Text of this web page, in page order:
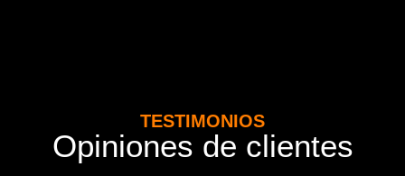
TESTIMONIOS
Opiniones de clientes